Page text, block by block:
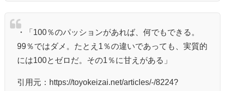
・「100％のパッションがあれば、何でもできる。
99％ではダメ。たとえ1％の違いであっても、実質的
には100とゼロだ。その1％に甘えがある」
引用元：https://toyokeizai.net/articles/-/8224?